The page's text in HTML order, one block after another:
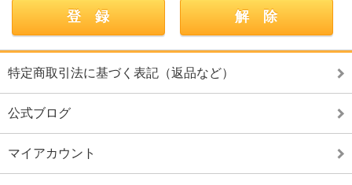
特定商取引法に基づく表記（返品など）
公式ブログ
マイアカウント